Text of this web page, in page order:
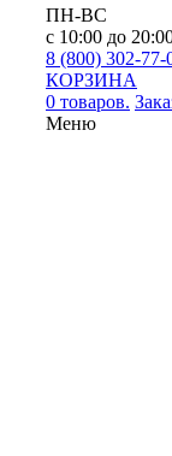
ПН-ВС
с 10:00 до
8 (800) 302-77-
КОРЗИНА
0 товаров.
Меню